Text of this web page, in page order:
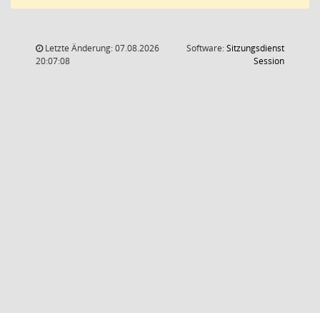
Letzte Änderung: 07.08.2026
20:07:08
Software:Sitzungsdienst
Session(Wird in